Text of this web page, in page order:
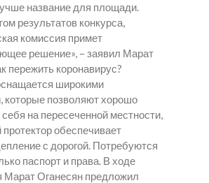
название для площади.
результатов конкурса,
комиссия примет
решение», – заявил Марат
пережить коронавирус?
широкими
которые позволяют хорошо
себя на пересеченной местности,
обеспечивает
с дорогой. Потребуются
паспорт и права. В ходе
Марат Оганесян предложил